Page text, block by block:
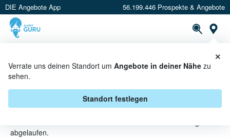
DIE Angebote App 56.199.446 Prospekte & Angebote
Verrate uns deinen Standort um Angebote in deiner Nähe zu
sehen.
Standort festlegen
×
HERREN JACKEN ANGEBOTE &
AKTIONEN BEI GLOBUS
abgelaufen.